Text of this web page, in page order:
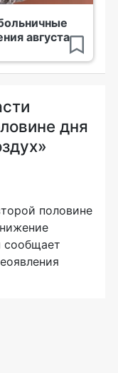
августа
дня
половине
сообщает